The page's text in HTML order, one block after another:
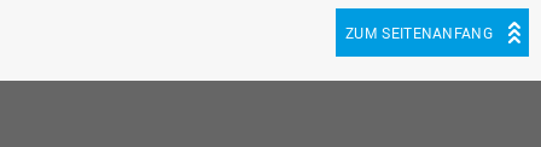
ZUM SEITENANFANG